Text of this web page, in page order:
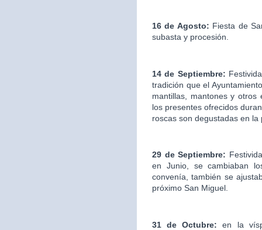
16 de Agosto: Fiesta de
subasta y procesión.
14 de Septiembre:
tradición que el
mantillas, mantones y
los presentes ofrecidos
roscas son degustadas en
29 de Septiembre:
en Junio, se cambiaban
convenía, también se
próximo San Miguel.
31 de Octubre:en la